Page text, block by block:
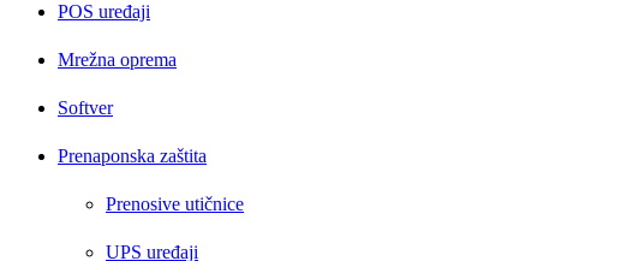
POS uređaji
Mrežna oprema
Softver
Prenaponska zaštita
Prenosive utičnice
UPS uređaji